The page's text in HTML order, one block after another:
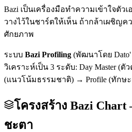
Bazi เป็นเครื่องมือทำความเข้าใจตัว
วางไว้ในชาร์ตให้เห็น ถ้ากล้าเผชิญค
ศักยภาพ
ระบบ Bazi Profiling (พัฒนาโดย Dato'
วิเคราะห์เป็น 3 ระดับ: Day Master (
(แนวโน้มธรรมชาติ) → Profile (ทักษ
โครงสร้าง Bazi Chart
ชะตา